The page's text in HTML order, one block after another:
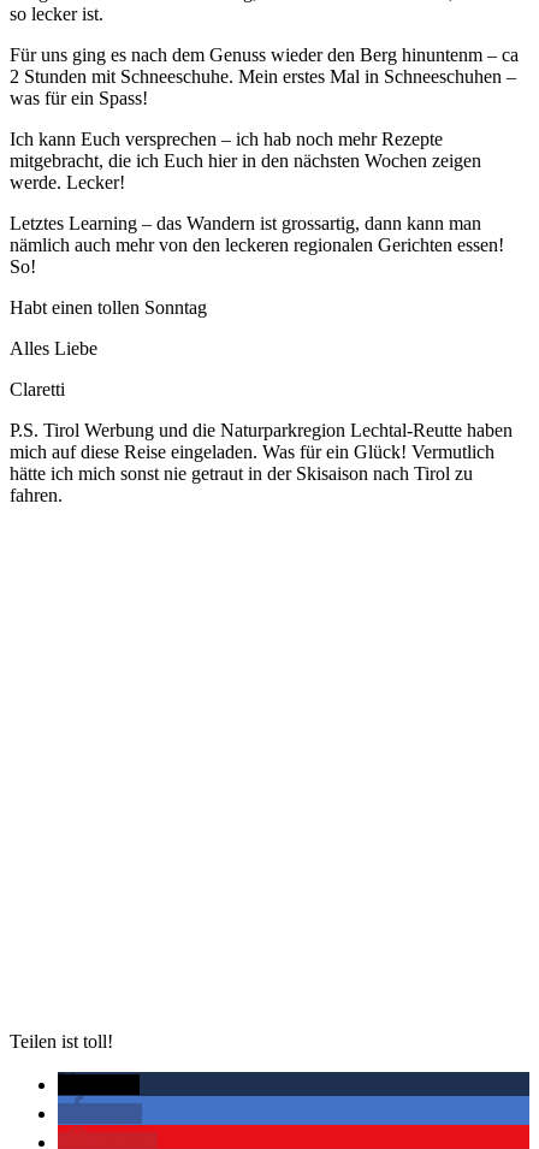
so lecker ist.
Für uns ging es nach dem Genuss wieder den Berg hinuntenm – ca
2 Stunden mit Schneeschuhe. Mein erstes Mal in Schneeschuhen –
was für ein Spass!
Ich kann Euch versprechen – ich hab noch mehr Rezepte
mitgebracht, die ich Euch hier in den nächsten Wochen zeigen
werde. Lecker!
Letztes Learning – das Wandern ist grossartig, dann kann man
nämlich auch mehr von den leckeren regionalen Gerichten essen!
So!
Habt einen tollen Sonntag
Alles Liebe
Claretti
P.S. Tirol Werbung und die Naturparkregion Lechtal-Reutte haben
mich auf diese Reise eingeladen. Was für ein Glück! Vermutlich
hätte ich mich sonst nie getraut in der Skisaison nach Tirol zu
fahren.
Teilen ist toll!